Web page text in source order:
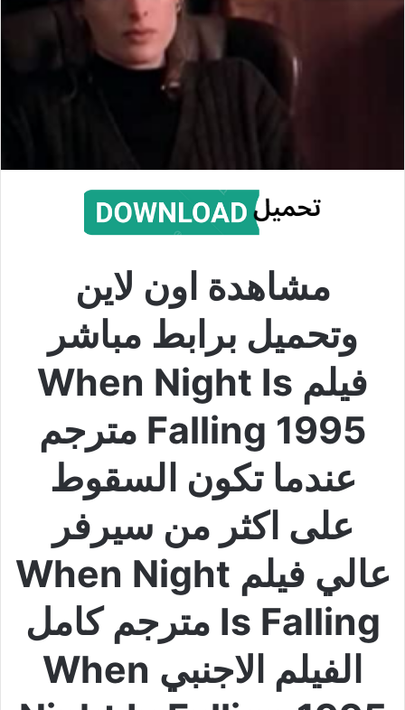
مشاهدة اون لاين
وتحميل برابط مباشر
فيلم When Night Is
Falling 1995 مترجم
عندما تكون السقوط
على اكثر من سيرفر
عالي فيلم When Night
Is Falling مترجم كامل
الفيلم الاجنبي When